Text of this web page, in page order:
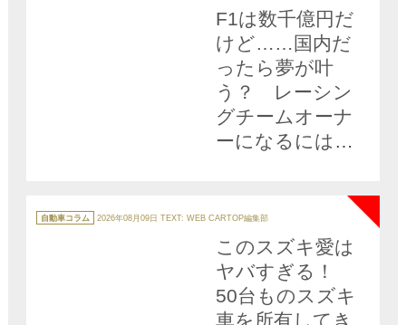
F1は数千億円だ
けど……国内だ
ったら夢が叶
う？ レーシン
グチームオーナ
ーになるには幾
役チームに聞い
てみた
テ
ゴ
自動車コラム 2026年08月09日 TEXT: WEB CARTOP編集部
このスズキ愛は
ヤバすぎる！
50台ものスズキ
車を所有してき